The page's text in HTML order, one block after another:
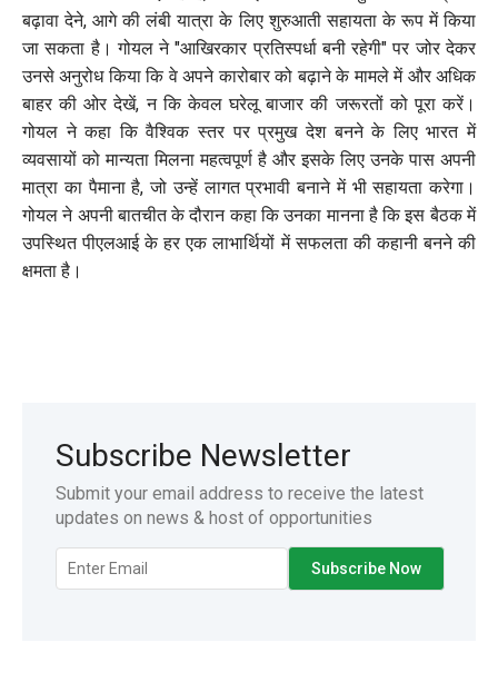
बढ़ावा देने, आगे की लंबी यात्रा के लिए शुरुआती सहायता के रूप में किया
जा सकता है। गोयल ने "आखिरकार प्रतिस्पर्धा बनी रहेगी" पर जोर देकर
उनसे अनुरोध किया कि वे अपने कारोबार को बढ़ाने के मामले में और अधिक
बाहर की ओर देखें, न कि केवल घरेलू बाजार की जरूरतों को पूरा करें।
गोयल ने कहा कि वैश्विक स्तर पर प्रमुख देश बनने के लिए भारत में
व्यवसायों को मान्यता मिलना महत्वपूर्ण है और इसके लिए उनके पास अपनी
मात्रा का पैमाना है, जो उन्हें लागत प्रभावी बनाने में भी सहायता करेगा।
गोयल ने अपनी बातचीत के दौरान कहा कि उनका मानना है कि इस बैठक में
उपस्थित पीएलआई के हर एक लाभार्थियों में सफलता की कहानी बनने की
क्षमता है।
Subscribe Newsletter
Submit your email address to receive the latest
updates on news & host of opportunities